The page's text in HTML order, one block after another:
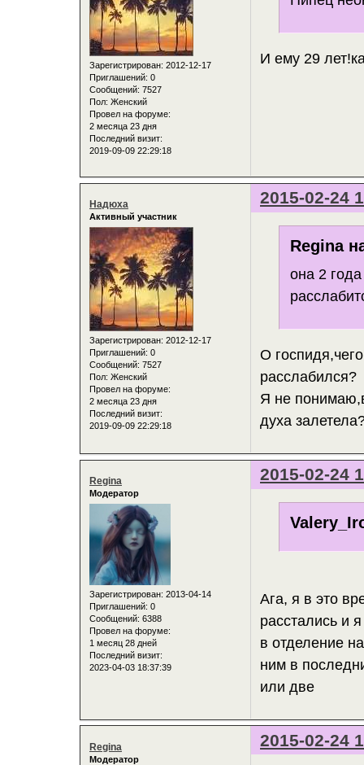
Зарегистрирован: 2012-12-17
Приглашений: 0
Сообщений: 7527
Пол: Женский
Провел на форуме:
2 месяца 23 дня
Последний визит:
2019-09-09 22:29:18
И ему 29
2015-02-24
Надюха
Активный участник
Зарегистрирован: 2012-12-17
Приглашений: 0
Сообщений: 7527
Пол: Женский
Провел на форуме:
2 месяца 23 дня
Последний визит:
2019-09-09 22:29:18
Regina
она 2
О
расслабился?
Я не
духа
2015-02-24
Regina
Модератор
Зарегистрирован: 2013-04-14
Приглашений: 0
Сообщений: 6388
Провел на форуме:
1 месяц 28 дней
Последний визит:
2023-04-03 18:37:39
Ага, я в это
расстались и
в отделение
ним в
или две
2015-02-24
Regina
Модератор